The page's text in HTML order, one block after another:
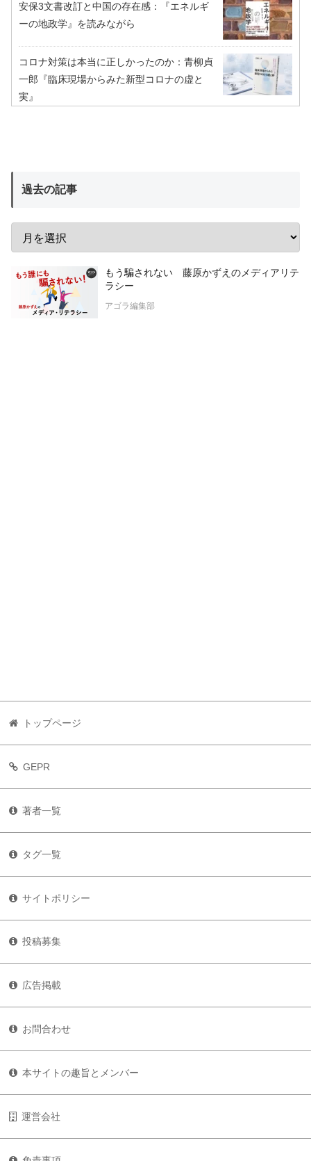
安保3文書改訂と中国の存在感：『エネルギ
ーの地政学』を読みながら
コロナ対策は本当に正しかったのか：青柳貞
一郎『臨床現場からみた新型コロナの虚と
実』
過去の記事
もう騙されない 藤原かずえのメディアリテ
ラシー
アゴラ編集部
トップページ
GEPR
著者一覧
タグ一覧
サイトポリシー
投稿募集
広告掲載
お問合わせ
本サイトの趣旨とメンバー
運営会社